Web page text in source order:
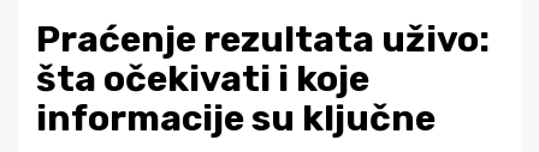
Praćenje rezultata uživo:
šta očekivati i koje
informacije su ključne